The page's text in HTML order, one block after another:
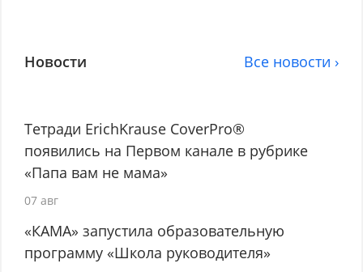
Новости Все новости ›
Тетради ErichKrause CoverPro®
появились на Первом канале в рубрике
«Папа вам не мама»
07 авг
«КАМА» запустила образовательную
программу «Школа руководителя»